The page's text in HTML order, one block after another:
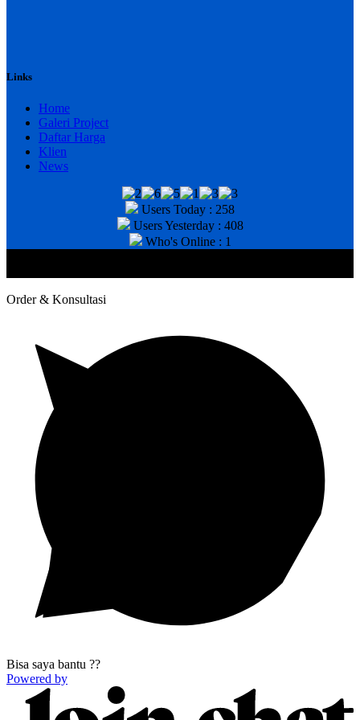
Links
Home
Galeri Project
Daftar Harga
Klien
News
Users Today : 258
Users Yesterday : 408
Who's Online : 1
Order & Konsultasi
Bisa saya bantu ??
Powered by